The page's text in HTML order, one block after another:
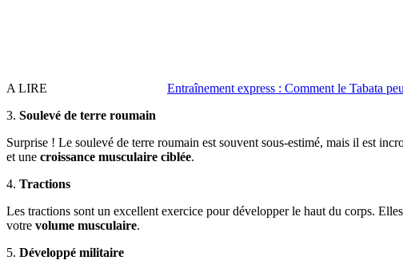
A LIRE
Entraînement express : Comment le Tabata
3. Soulevé de terre roumain
Surprise ! Le soulevé de terre roumain est souvent sous-estimé, mais il est
et une croissance musculaire ciblée.
4. Tractions
Les tractions sont un excellent exercice pour développer le haut du corps.
votre volume musculaire.
5. Développé militaire